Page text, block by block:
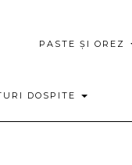
PASTE ȘI OREZ
DOSPITE